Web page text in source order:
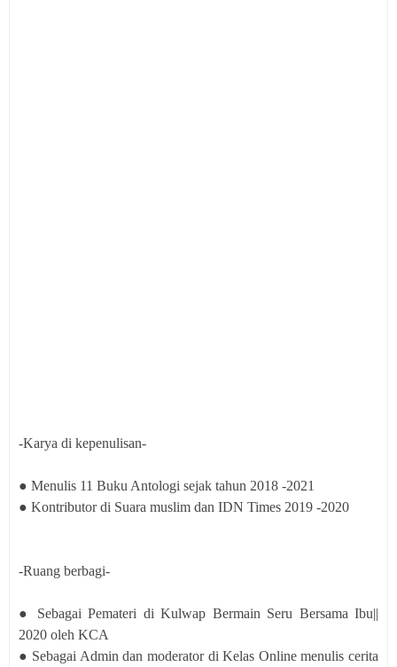
-Karya di kepenulisan-
● Menulis 11 Buku Antologi sejak tahun 2018 -2021
● Kontributor di Suara muslim dan IDN Times 2019 -2020
-Ruang berbagi-
● Sebagai Pemateri di Kulwap Bermain Seru Bersama Ibu||
2020 oleh KCA
● Sebagai Admin dan moderator di Kelas Online menulis cerita